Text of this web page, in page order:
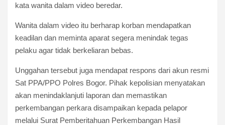
kata wanita dalam video beredar.
Wanita dalam video itu berharap korban mendapatkan
keadilan dan meminta aparat segera menindak tegas
pelaku agar tidak berkeliaran bebas.
Unggahan tersebut juga mendapat respons dari akun resmi
Sat PPA/PPO Polres Bogor. Pihak kepolisian menyatakan
akan menindaklanjuti laporan dan memastikan
perkembangan perkara disampaikan kepada pelapor
melalui Surat Pemberitahuan Perkembangan Hasil